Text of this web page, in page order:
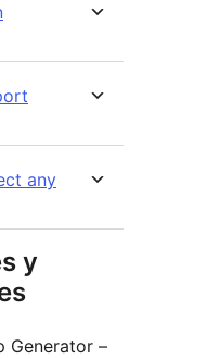
any
y
Generator –